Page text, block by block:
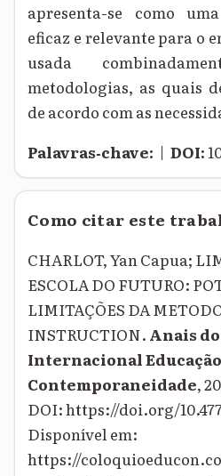
apresenta-se como
eficaz e relevante para o
usada
metodologias, as quais
de acordo com as
Palavras‑chave: | DOI:
Como citar este
CHARLOT, Yan Capua;
ESCOLA DO FUTURO:
LIMITAÇÕES DA
INSTRUCTION. Anais
Internacional
Contemporaneidade,
DOI: https://doi.org/
Disponível em:
https://